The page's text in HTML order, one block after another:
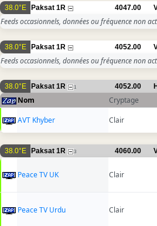
38.0°E Paksat 1R 4047.00
Feeds occasionnels, données ou fréquence non
38.0°E Paksat 1R 4052.00
Feeds occasionnels, données ou fréquence non
38.0°E Paksat 1R 1 4052.00 H
Nom Cryptage
AVT Khyber
Clair
38.0°E Paksat 1R 3 4060.00
Peace TV UK Clair
Peace TV Urdu Clair